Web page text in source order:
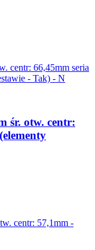
śr. otw. centr: